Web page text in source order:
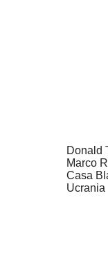
Donald
Marco
Casa
Ucrania